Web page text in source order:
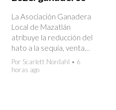
La Asociación Ganadera
Local de Mazatlán
atribuye la reducción del
hato a la sequía, venta…
Por Scarlett Nordahl • 6
horas ago